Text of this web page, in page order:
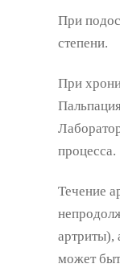
При
степени.
При
процесса.
Течение
артриты),
может